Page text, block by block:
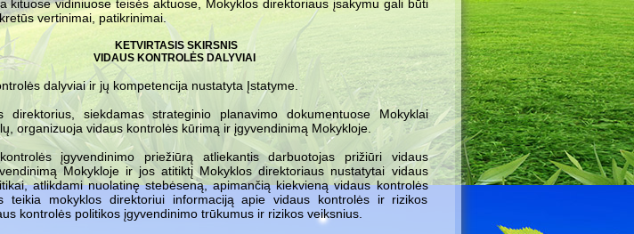
kituose vidiniuose teisės aktuose, Mokyklos direktoriaus įsakymu gali būti
vertinimai, patikrinimai.
KETVIRTASIS SKIRSNIS
VIDAUS KONTROLĖS DALYVIAI
dalyviai ir jų kompetencija nustatyta Įstatyme.
direktorius, siekdamas strateginio planavimo dokumentuose Mokyklai
organizuoja vidaus kontrolės kūrimą ir įgyvendinimą Mokykloje.
įgyvendinimo priežiūrą atliekantis darbuotojas prižiūri vidaus
Mokykloje ir jos atitiktį Mokyklos direktoriaus nustatytai vidaus
atlikdami nuolatinę stebėseną, apimančią kiekvieną vidaus kontrolės
teikia mokyklos direktoriui informaciją apie vidaus kontrolės ir rizikos
kontrolės politikos įgyvendinimo trūkumus ir rizikos veiksnius.